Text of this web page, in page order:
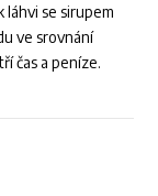
láhvi se sirupem
ve srovnání
čas a peníze.